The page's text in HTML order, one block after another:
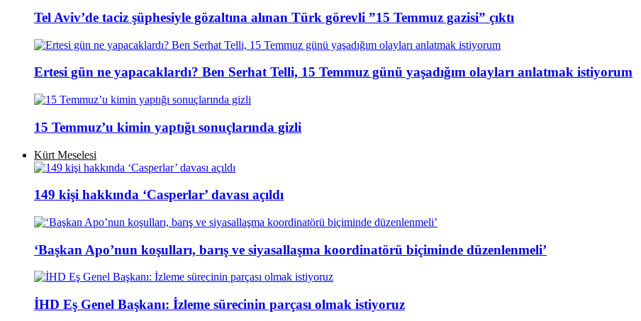
Tel Aviv’de taciz şüphesiyle gözaltına alınan Türk görevli ”15 Temmuz gazisi” çıktı
Ertesi gün ne yapacaklardı? Ben Serhat Telli, 15 Temmuz günü yaşadığım olayları anlatmak istiyorum
15 Temmuz’u kimin yaptığı sonuçlarında gizli
Kürt Meselesi
149 kişi hakkında ‘Casperlar’ davası açıldı
‘Başkan Apo’nun koşulları, barış ve siyasallaşma koordinatörü biçiminde düzenlenmeli’
İHD Eş Genel Başkanı: İzleme sürecinin parçası olmak istiyoruz